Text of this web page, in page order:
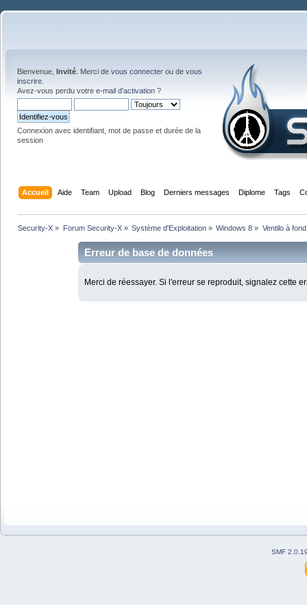
Bienvenue, Invité . Merci de vous connecter ou de vous
inscrire
Avez-vous perdu votre e-mail d'activation ?
Connexion avec identifiant, mot de passe et durée de la
session
Accueil Aide Team Upload Blog Derniers messages Diplome Tags
Security-X » Forum Security-X» Système d'Exploitation» Windows 8 » Ventilo à
Erreur de base de données
Merci de réessayer. Si l'erreur se reproduit, signalez cette
SMF